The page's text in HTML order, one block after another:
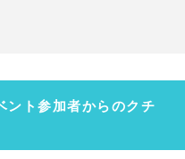
ント参加者からのクチ